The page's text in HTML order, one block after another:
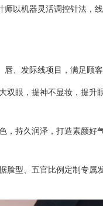
师以机器灵活调控针法，
、发际线项目，满足顾
双眼，提神不显妆，提
，持久润泽，打造素颜
脸型、五官比例定制专